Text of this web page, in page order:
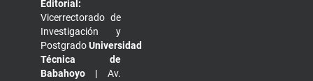
Editorial:
Vicerrectorado de
Investigación y
PostgradoUniversidad
Técnica de
Babahoyo | Av.